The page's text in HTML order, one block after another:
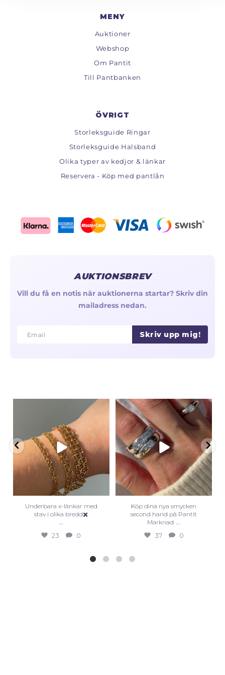
MENY
Auktioner
Webshop
Om Pantit
Till Pantbanken
ÖVRIGT
Storleksguide Ringar
Storleksguide Halsband
Olika typer av kedjor & länkar
Reservera - Köp med pantlån
AUKTIONSBREV
Vill du få en notis när auktionerna startar? Skriv din
mailadress nedan.
Email
Email Skriv upp mig!
Underbara x-länkar med
stav i olika bredd✖️
...
23 0
Köp dina nya smycken
second hand på Pantit
Marknad ...
37 0